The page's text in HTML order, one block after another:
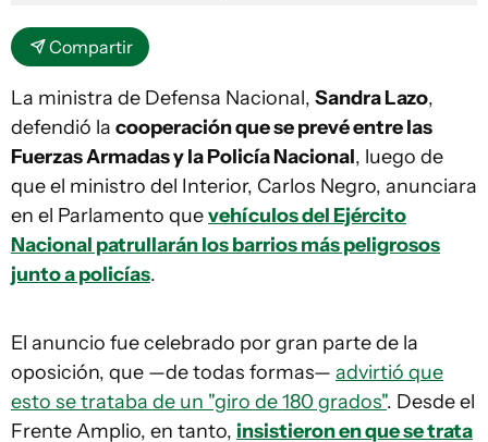
Compartir
La ministra de Defensa Nacional, Sandra Lazo,
defendió la cooperación que se prevé entre las
Fuerzas Armadas y la Policía Nacional, luego de
que el ministro del Interior, Carlos Negro, anunciara
en el Parlamento quevehículos del Ejército
Nacional patrullarán los barrios más peligrosos
junto a policías.
El anuncio fue celebrado por gran parte de la
oposición, que —de todas formas— advirtió que
esto se trataba de un "giro de 180 grados". Desde el
Frente Amplio, en tanto, insistieron en que se trata